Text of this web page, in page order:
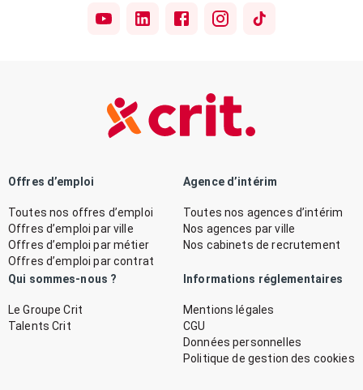
Offres d’emploi
Toutes nos offres d’emploi
Offres d’emploi par ville
Offres d’emploi par métier
Offres d’emploi par contrat
Agence d’intérim
Toutes nos agences d’intérim
Nos agences par ville
Nos cabinets de recrutement
Qui sommes-nous ?
Le Groupe Crit
Talents Crit
Informations réglementaires
Mentions légales
CGU
Données personnelles
Politique de gestion des cookies